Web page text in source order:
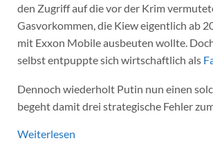
den Zugriff auf die vor der Krim
Gasvorkommen, die Kiew eigentlich ab
mit Exxon Mobile ausbeuten wollte.
selbst entpuppte sich wirtschaftlich als
Dennoch wiederholt Putin nun einen
begeht damit drei strategische Fehler
Weiterlesen